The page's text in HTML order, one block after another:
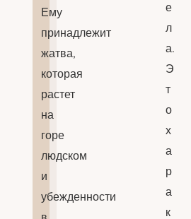
Ему
принадлежит
жатва,
которая
растет
на
горе
людском
и
убежденности
е
л
а.
Э
т
о
х
а
р
а
к